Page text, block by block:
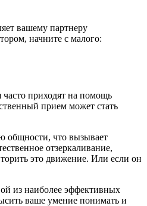
вашему партнеру
начните с малого:
приходят на помощь
прием может стать
общности, что вызывает
отзеркаливание,
это движение. Или если он
из наиболее эффективных
ваше умение понимать и